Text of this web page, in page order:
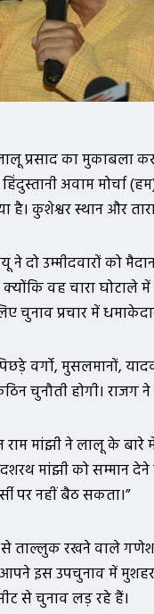
प्रसाद का मुकाबला
अवाम मोर्चा
है। कुशेश्वर स्थान और
दो उम्मीदवारों को
क्योंकि वह चारा
चुनाव प्रचार में
वर्गो, मुसलमानों,
चुनौती होगी।
राम मांझी ने लालू के
मांझी को सम्मान देने
पर नहीं बैठ सकता।”
से ताल्लुक रखने वाले गणेश
इस उपचुनाव में मुशहर
से चुनाव लड़ रहे हैं।